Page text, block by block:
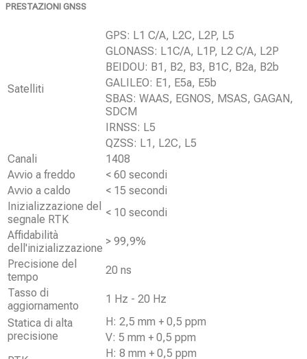
PRESTAZIONI GNSS
Satelliti
GPS: L1 C/A, L2C, L2P, L5
GLONASS: L1C/A, L1P, L2 C/A, L2P
BEIDOU: B1, B2, B3, B1C, B2a, B2b
GALILEO: E1, E5a, E5b
SBAS: WAAS, EGNOS, MSAS, GAGAN,
SDCM
IRNSS: L5
QZSS: L1, L2C, L5
Canali
1408
Avvio a freddo
< 60 secondi
Avvio a caldo
< 15 secondi
Inizializzazione del
segnale RTK
< 10 secondi
Affidabilità
dell'inizializzazione
> 99,9%
Precisione del
tempo
20 ns
Tasso di
aggiornamento
1 Hz - 20 Hz
Statica di alta
precisione
H: 2,5 mm + 0,5 ppm
V: 5 mm + 0,5 ppm
H: 8 mm + 0,5 ppm